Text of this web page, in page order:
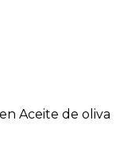
Aceite de oliva